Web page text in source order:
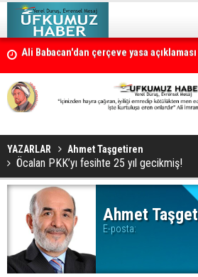
Ali Babacan'dan çerçeve yasa açıklaması
Petrol erzan bû
YAZARLAR Ahmet Taşgetiren
Öcalan PKK’yı fesihte 25 yıl gecikmiş!
Ahmet
E-posta: